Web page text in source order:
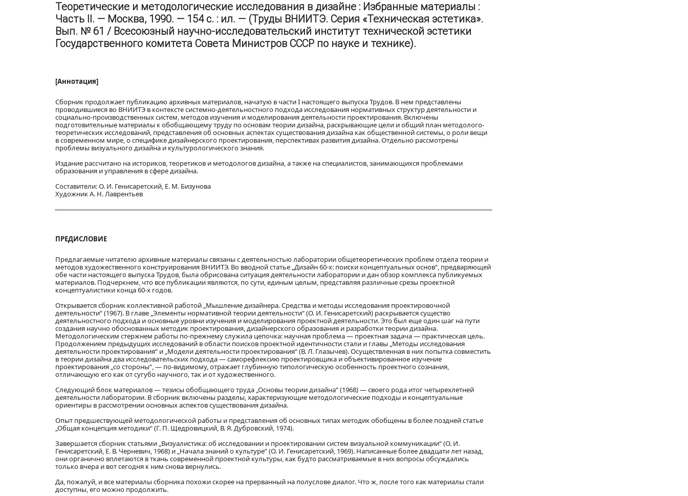
Теоретические и методологические исследования в дизайне : Избранные материалы :
Часть II. — Москва, 1990. — 154 с. : ил. — (Труды ВНИИТЭ. Серия «Техническая эстетика».
Вып. № 61 / Всесоюзный научно-исследовательский институт технической эстетики
Государственного комитета Совета Министров СССР по науке и технике).
[Аннотация]
Сборник продолжает публикацию архивных материалов, начатую в части I настоящего выпуска Трудов. В нем представлены
проводившиеся во ВНИИТЭ в контексте системно-деятельностного подхода исследования нормативных структур деятельности и
социально-производственных систем, методов изучения и моделирования деятельности проектирования. Включены
подготовительные материалы к обобщающему труду по основам теории дизайна, раскрывающие цели и общий план методолого-
теоретических исследований, представления об основных аспектах существования дизайна как общественной системы, о роли вещи
в современном мире, о специфике дизайнерского проектирования, перспективах развития дизайна. Отдельно рассмотрены
проблемы визуального дизайна и культурологического знания.
Издание рассчитано на историков, теоретиков и методологов дизайна, а также на специалистов, занимающихся проблемами
образования и управления в сфере дизайна.
Составители: О. И. Генисаретский, Е. М. Бизунова
Художник А. Н. Лаврентьев
ПРЕДИСЛОВИЕ
Предлагаемые читателю архивные материалы связаны с деятельностью лаборатории общетеоретических проблем отдела теории и
методов художественного конструирования ВНИИТЭ. Во вводной статье „Дизайн 60-х: поиски концептуальных основ“, предваряющей
обе части настоящего выпуска Трудов, была обрисована ситуация деятельности лаборатории и дан обзор комплекса публикуемых
материалов. Подчеркнем, что все публикации являются, по сути, единым целым, представляя различные срезы проектной
концептуалистики конца 60-х годов.
Открывается сборник коллективной работой „Мышление дизайнера. Средства и методы исследования проектировочной
деятельности“ (1967). В главе „Элементы нормативной теории деятельности“ (О. И. Генисаретский) раскрывается существо
деятельностного подхода и основные уровни изучения и моделирования проектной деятельности. Это был еще один шаг на пути
создания научно обоснованных методик проектирования, дизайнерского образования и разработки теории дизайна.
Методологическим стержнем работы по-прежнему служила цепочка: научная проблема — проектная задача — практическая цель.
Продолжением предыдущих исследований в области поисков проектной идентичности стали и главы „Методы исследования
деятельности проектирования“ и „Модели деятельности проектирования“ (В. Л. Глазычев). Осуществленная в них попытка совместить
в теории дизайна два исследовательских подхода — саморефлексию проектировщика и объективированное изучение
проектирования „со стороны“, — по-видимому, отражает глубинную типологическую особенность проектного сознания,
отличающую его как от сугубо научного, так и от художественного.
Следующий блок материалов — тезисы обобщающего труда „Основы теории дизайна“ (1968) — своего рода итог четырехлетней
деятельности лаборатории. В сборник включены разделы, характеризующие методологические подходы и концептуальные
ориентиры в рассмотрении основных аспектов существования дизайна.
Опыт предшествующей методологической работы и представления об основных типах методик обобщены в более поздней статье
„Общая концепция методики“ (Г. П. Щедровицкий, В. Я. Дубровский, 1974).
Завершается сборник статьями „Визуалистика: об исследовании и проектировании систем визуальной коммуникации“ (О. И.
Генисаретский, Е. В. Черневич, 1968) и „Начала знаний о культуре” (О. И. Генисаретский, 1969). Написанные более двадцати лет назад,
они органично вплетаются в ткань современной проектной культуры, как будто рассматриваемые в них вопросы обсуждались
только вчера и вот сегодня к ним снова вернулись.
Да, пожалуй, и все материалы сборника похожи скорее на прерванный на полуслове диалог. Что ж, после того как материалы стали
доступны, его можно продолжить.